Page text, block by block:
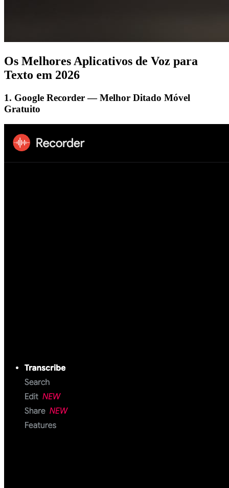
Os Melhores Aplicativos de Voz para
Texto em 2026
1. Google Recorder — Melhor Ditado Móvel
Gratuito